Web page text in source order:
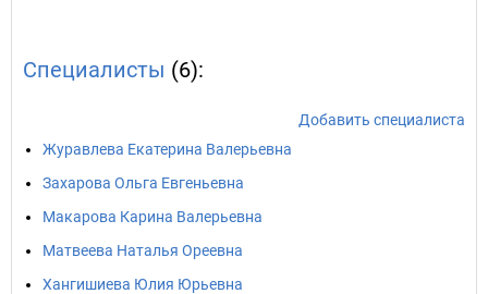
Специалисты (6):
Добавить специалиста
Журавлева Екатерина Валерьевна
Захарова Ольга Евгеньевна
Макарова Карина Валерьевна
Матвеева Наталья Ореевна
Хангишиева Юлия Юрьевна